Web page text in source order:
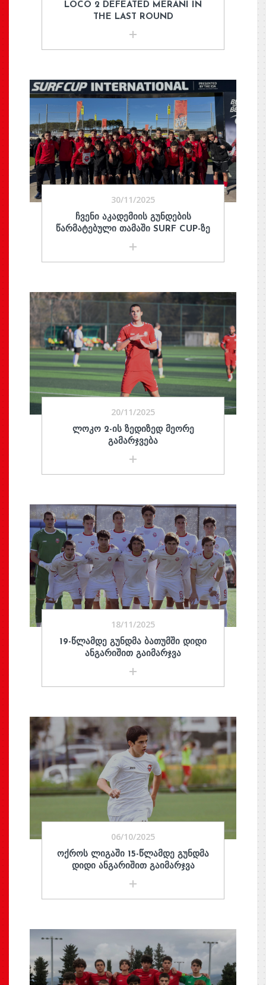
LOCO 2 DEFEATED MERANI IN
THE LAST ROUND
30/11/2025
ᲩᲕᲔᲜᲘ ᲐᲙᲐᲓᲔᲛᲘᲘᲡ ᲒᲣᲜᲓᲔᲑᲘᲡ
ᲬᲐᲠᲛᲐᲢᲔᲑᲣᲚᲘ ᲗᲐᲛᲐᲨᲘ SURF CUP-ᲖᲔ
20/11/2025
ᲚᲝᲙᲝ 2-ᲘᲡ ᲖᲔᲓᲘᲖᲔᲓ ᲛᲔᲝᲠᲔ
ᲒᲐᲛᲐᲠᲯᲕᲔᲑᲐ
18/11/2025
19-ᲬᲚᲐᲛᲓᲔ ᲒᲣᲜᲓᲛᲐ ᲑᲐᲗᲣᲛᲨᲘ ᲓᲘᲓᲘ
ᲐᲜᲒᲐᲠᲘᲨᲘᲗ ᲒᲐᲘᲛᲐᲠᲯᲕᲐ
06/10/2025
ᲝᲥᲠᲝᲡ ᲚᲘᲒᲐᲨᲘ 15-ᲬᲚᲐᲛᲓᲔ ᲒᲣᲜᲓᲛᲐ
ᲓᲘᲓᲘ ᲐᲜᲒᲐᲠᲘᲨᲘᲗ ᲒᲐᲘᲛᲐᲠᲯᲕᲐ